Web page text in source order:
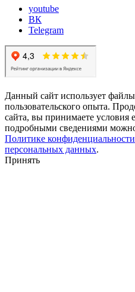
youtube
ВК
Telegram
Данный сайт использует
пользовательского опыта.
сайта, вы принимаете условия
подробными сведениями
Политике конфиденциальности
персональных данных.
Принять